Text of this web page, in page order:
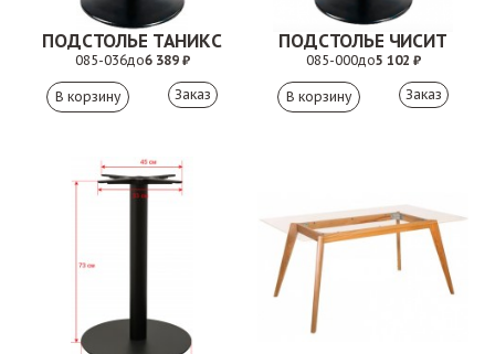
ПОДСТОЛЬЕ ТАНИКС
085-036до6 389 ₽
Заказ
ПОДСТОЛЬЕ ЧИСИТ
085-000до5 102 ₽
Заказ